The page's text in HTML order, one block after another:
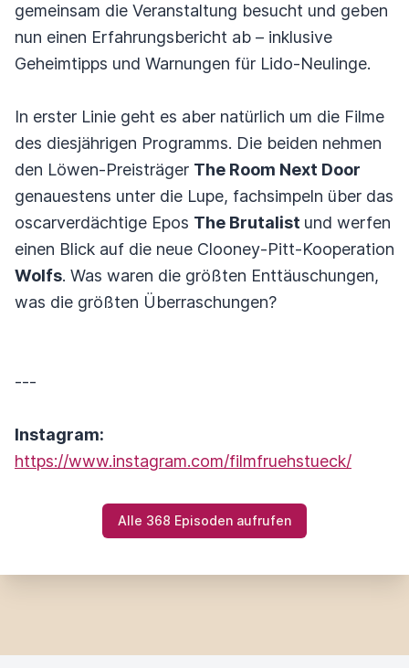
gemeinsam die Veranstaltung besucht und geben
nun einen Erfahrungsbericht ab – inklusive
Geheimtipps und Warnungen für Lido-Neulinge.
In erster Linie geht es aber natürlich um die Filme
des diesjährigen Programms. Die beiden nehmen
den Löwen-Preisträger The Room Next Door
genauestens unter die Lupe, fachsimpeln über das
oscarverdächtige Epos The Brutalist und werfen
einen Blick auf die neue Clooney-Pitt-Kooperation
Wolfs. Was waren die größten Enttäuschungen,
was die größten Überraschungen?
---
Instagram:
https://www.instagram.com/filmfruehstueck/
Alle 368 Episoden aufrufen